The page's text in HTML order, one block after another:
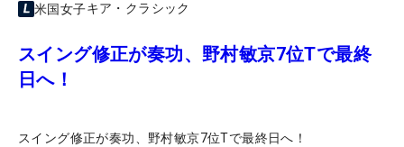
米国女子キア・クラシック
スイング修正が奏功、野村敏京7位Tで最終
日へ！
スイング修正が奏功、野村敏京7位Tで最終日へ！